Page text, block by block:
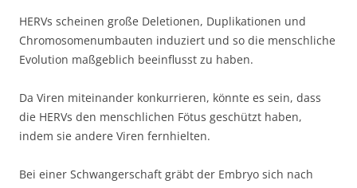
HERVs scheinen große Deletionen, Duplikationen und
Chromosomenumbauten induziert und so die menschliche
Evolution maßgeblich beeinflusst zu haben.
Da Viren miteinander konkurrieren, könnte es sein, dass
die HERVs den menschlichen Fötus geschützt haben,
indem sie andere Viren fernhielten.
Bei einer Schwangerschaft gräbt der Embryo sich nach